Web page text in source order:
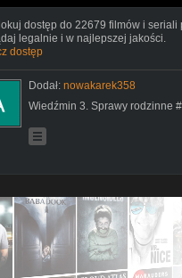
dostęp do 22679 filmów i
legalnie i w najlepszej jakości.
dostęp
Dodał: nowakarek358
Wiedźmin 3. Sprawy rodzinne